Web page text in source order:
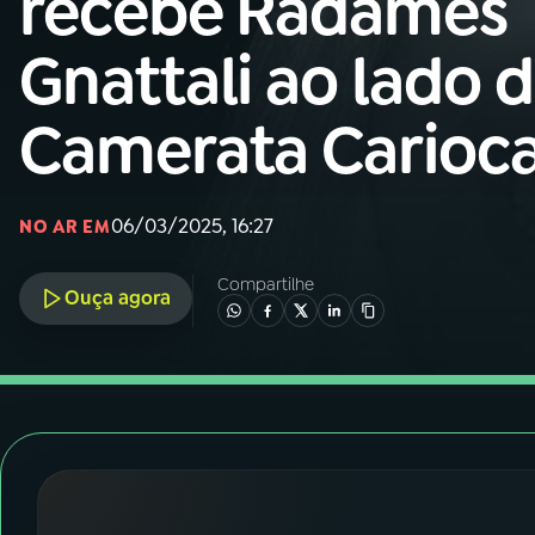
01INÍCIO
02A RÁDIO
03PROGRAMAÇÃO
04PROGRAMAS
05PODCASTS
Gnattali ao lado
Camerata
NO AR EM06/03/2025, 16:27
Ouça agora
Compartilhe